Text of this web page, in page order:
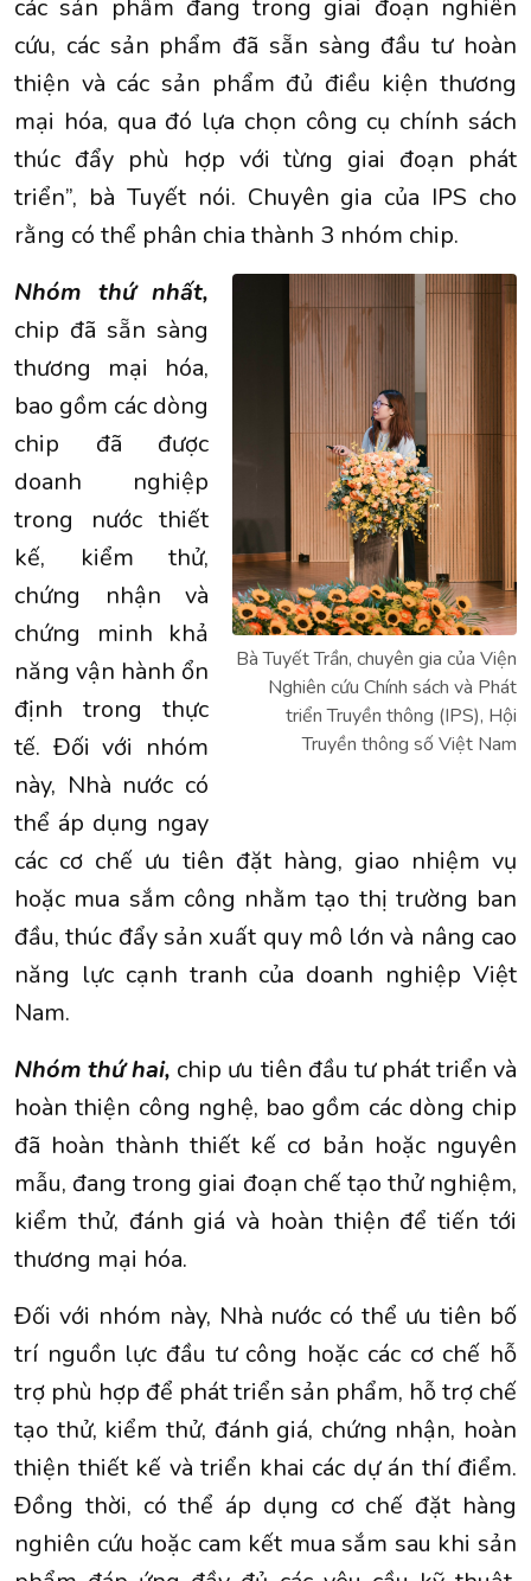
các sản phẩm đang trong giai đoạn nghiên
cứu, các sản phẩm đã sẵn sàng đầu tư hoàn
thiện và các sản phẩm đủ điều kiện thương
mại hóa, qua đó lựa chọn công cụ chính sách
thúc đẩy phù hợp với từng giai đoạn phát
triển”, bà Tuyết nói. Chuyên gia của IPS cho
rằng có thể phân chia thành 3 nhóm chip.
Bà Tuyết Trần, chuyên gia của Viện
Nghiên cứu Chính sách và Phát
triển Truyền thông (IPS), Hội
Truyền thông số Việt Nam
Nhóm thứ nhất,
chip đã sẵn sàng
thương mại hóa,
bao gồm các dòng
chip đã được
doanh nghiệp
trong nước thiết
kế, kiểm thử,
chứng nhận và
chứng minh khả
năng vận hành ổn
định trong thực
tế. Đối với nhóm
này, Nhà nước có
thể áp dụng ngay
các cơ chế ưu tiên đặt hàng, giao nhiệm vụ
hoặc mua sắm công nhằm tạo thị trường ban
đầu, thúc đẩy sản xuất quy mô lớn và nâng cao
năng lực cạnh tranh của doanh nghiệp Việt
Nam.
Nhóm thứ hai, chip ưu tiên đầu tư phát triển và
hoàn thiện công nghệ, bao gồm các dòng chip
đã hoàn thành thiết kế cơ bản hoặc nguyên
mẫu, đang trong giai đoạn chế tạo thử nghiệm,
kiểm thử, đánh giá và hoàn thiện để tiến tới
thương mại hóa.
Đối với nhóm này, Nhà nước có thể ưu tiên bố
trí nguồn lực đầu tư công hoặc các cơ chế hỗ
trợ phù hợp để phát triển sản phẩm, hỗ trợ chế
tạo thử, kiểm thử, đánh giá, chứng nhận, hoàn
thiện thiết kế và triển khai các dự án thí điểm.
Đồng thời, có thể áp dụng cơ chế đặt hàng
nghiên cứu hoặc cam kết mua sắm sau khi sản